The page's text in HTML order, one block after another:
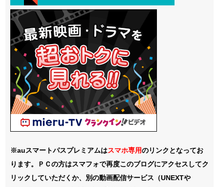
※auスマートパスプレミアムはスマホ専用のリンクとなってお
ります。ＰＣの方はスマフォで再度このブログにアクセスしてク
リックしていただくか、別の動画配信サービス（UNEXTや